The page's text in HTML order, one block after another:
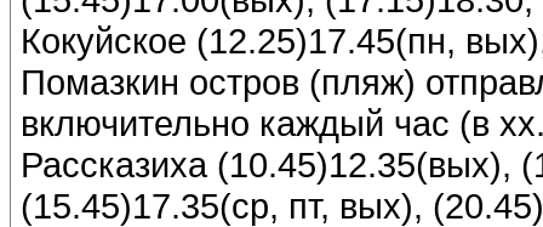
Кокуйское (12.25)17.45(пн,
Помазкин остров (пляж)
включительно каждый час (в
Рассказиха (10.45)12.35(вых),
(15.45)17.35(ср, пт, вых),